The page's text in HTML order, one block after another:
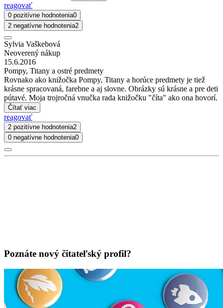
reagovať
0 pozitívne hodnotenia0
2 negatívne hodnotenia2
Sylvia Vaškebová
Neoverený nákup
15.6.2016
Pompy, Titany a ostré predmety
Rovnako ako knižočka Pompy, Titany a horúce predmety je tiež
krásne spracovaná, farebne a aj slovne. Obrázky sú krásne a pre deti
pútavé. Moja trojročná vnučka rada knižočku "číta" ako ona hovorí.
Čítať viac
reagovať
2 pozitívne hodnotenia2
0 negatívne hodnotenia0
Poznáte nový čitateľský profil?